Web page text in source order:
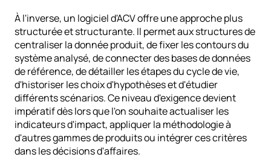
À l'inverse, un logiciel d'ACV offre une approche plus
structurée et structurante. Il permet aux structures de
centraliser la donnée produit, de fixer les contours du
système analysé, de connecter des bases de données
de référence, de détailler les étapes du cycle de vie,
d'historiser les choix d'hypothèses et d'étudier
différents scénarios. Ce niveau d'exigence devient
impératif dès lors que l'on souhaite actualiser les
indicateurs d'impact, appliquer la méthodologie à
d'autres gammes de produits ou intégrer ces critères
dans les décisions d'affaires.